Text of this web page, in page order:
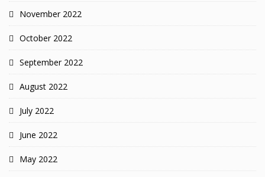
November 2022
October 2022
September 2022
August 2022
July 2022
June 2022
May 2022